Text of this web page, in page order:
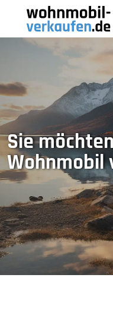
Sie
Wohnmobil